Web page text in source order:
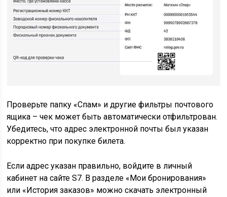
Проверьте папку «Спам» и другие фильтры почтового
ящика – чек может быть автоматически отфильтрован.
Убедитесь, что адрес электронной почты был указан
корректно при покупке билета.
Если адрес указан правильно, войдите в личный
кабинет на сайте S7. В разделе «Мои бронирования»
или «История заказов» можно скачать электронный